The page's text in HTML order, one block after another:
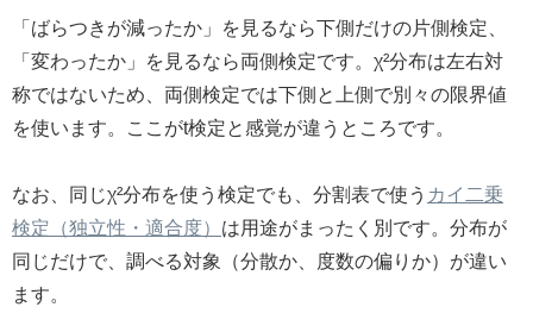
「ばらつきが減ったか」を見るなら下側だけの片側検定、
「変わったか」を見るなら両側検定です。χ²分布は左右対
称ではないため、両側検定では下側と上側で別々の限界値
を使います。ここがt検定と感覚が違うところです。
なお、同じχ²分布を使う検定でも、分割表で使う カイ二乗
検定（独立性・適合度） は用途がまったく別です。分布が
同じだけで、調べる対象（分散か、度数の偏りか）が違い
ます。